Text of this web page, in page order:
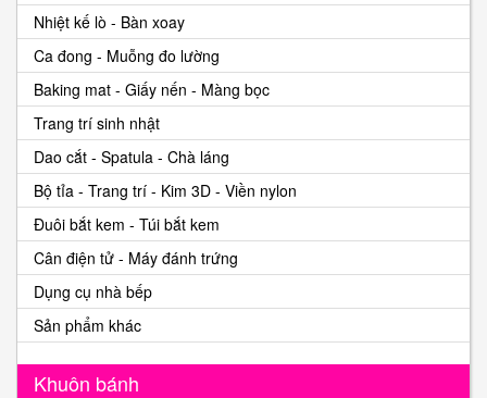
Nhiệt kế lò - Bàn xoay
Ca đong - Muỗng đo lường
Baking mat - Giấy nến - Màng bọc
Trang trí sinh nhật
Dao cắt - Spatula - Chà láng
Bộ tỉa - Trang trí - Kim 3D - Viền nylon
Đuôi bắt kem - Túi bắt kem
Cân điện tử - Máy đánh trứng
Dụng cụ nhà bếp
Sản phẩm khác
Khuôn bánh